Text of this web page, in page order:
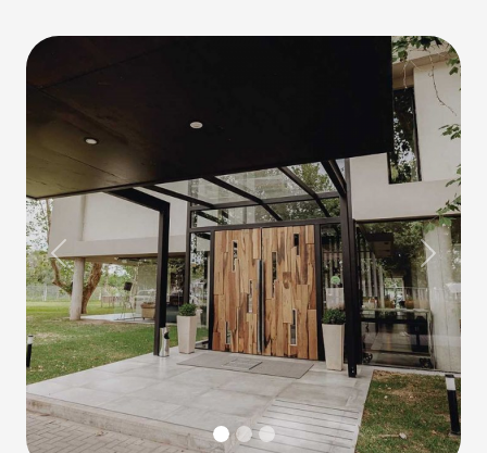
Previous Next